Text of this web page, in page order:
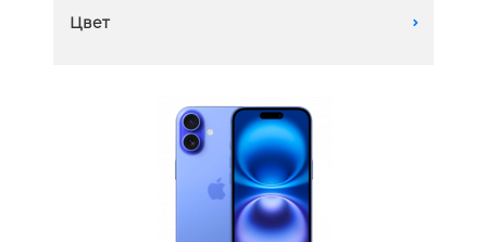
128 GB
Цвет A